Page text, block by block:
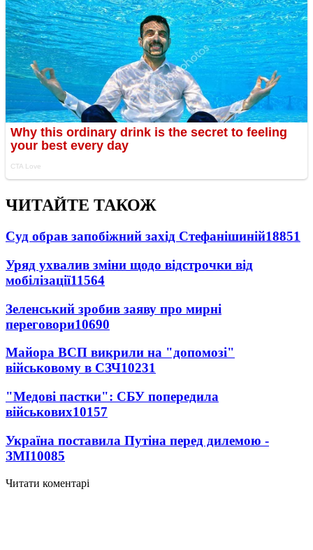
ЧИТАЙТЕ ТАКОЖ
Суд обрав запобіжний захід Стефанішиній18851
Уряд ухвалив зміни щодо відстрочки від
мобілізації11564
Зеленський зробив заяву про мирні
переговори10690
Майора ВСП викрили на "допомозі"
військовому в СЗЧ10231
"Медові пастки": СБУ попередила
військових10157
Україна поставила Путіна перед дилемою -
ЗМІ10085
Читати коментарі